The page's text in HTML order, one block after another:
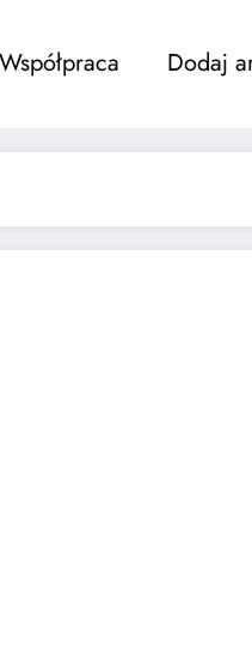
Współpraca Dodaj